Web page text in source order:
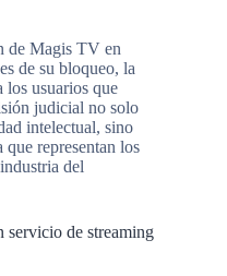
de Magis TV en
de su bloqueo, la
los usuarios que
judicial no solo
intelectual, sino
que representan los
del
de streaming